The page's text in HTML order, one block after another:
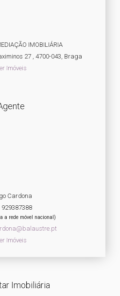
IMOBILIÁRIA
27 , 4700-043, Braga
Imóveis
Cardona
929387388
a rede móvel nacional)
Imóveis
Imobiliária